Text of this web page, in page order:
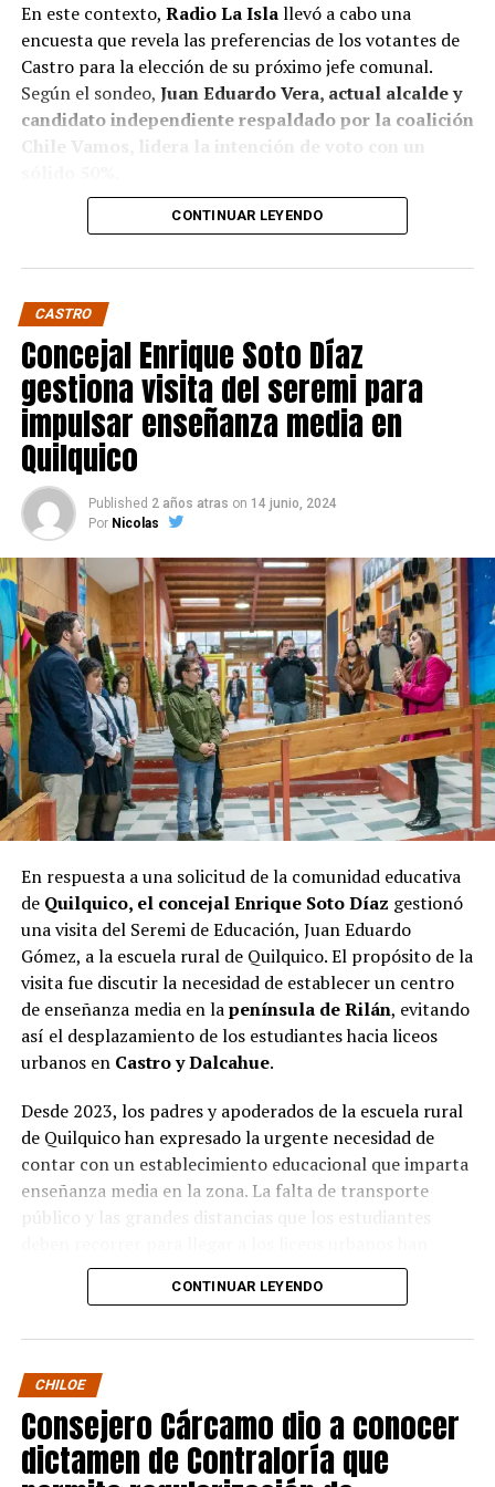
En este contexto, Radio La Islallevó a cabo una
encuesta que revela las preferencias de los votantes de
Castro para la elección de su próximo jefe comunal.
Según el sondeo, Juan Eduardo Vera, actual alcalde y
candidato independiente respaldado por la coalición
Chile Vamos, lidera la intención de voto con un
Baltazar Elgueta, candidato del Partido Socialista
segundo lugar con un 41% de apoyo, mientras que
Jaime Guerrero, candidato independiente por el
Partido socialcristiano, se sitúa en un distante 9%.
Estos resultados confirman, de algún modo, pese a que
no sean concluyentes, la fuerte presencia de Vera en la
política local, donde ha ejercido un liderazgo
significativo, respaldando su figura en otras de
potencial mayor envergadura como lo sería la eventual
candidata a la presidencia, Evelyn Matthei
al frente del municipio parece haberle asegurado un
respaldo considerable entre los votantes, lo que se
refleja en la encuesta.
Las elecciones de octubre serán decisivas para Castro, y
los próximos días serán cruciales para todos los
candidatos en la recta final hacia las urnas.
CONTINUAR LEYENDO
CASTRO
Concejal Enrique Soto Díaz
gestiona visita del seremi para
impulsar enseñanza media en
Quilquico
Published 2 años atras on 14 junio, 2024
Por Nicolas
En respuesta a una solicitud de la comunidad educativa
de Quilquico, el concejal Enrique Soto Díaz gestionó
una visita del Seremi de Educación, Juan Eduardo
Gómez, a la escuela rural de Quilquico. El propósito de la
visita fue discutir la necesidad de establecer un centro
de enseñanza media en lapenínsula de Rilán, evitando
así el desplazamiento de los estudiantes hacia liceos
urbanos en Castro y Dalcahue.
Desde 2023, los padres y apoderados de la escuela rural
de Quilquico han expresado la urgente necesidad de
contar con un establecimiento educacional que imparta
enseñanza media en la zona. La falta de transporte
público y las grandes distancias que los estudiantes
generado preocupaciones sobre el desapego familiar y el
aumento de la deserción escolar.
Durante la visita, el Seremi de Educación pudo conocer
de primera mano el proyecto educativo de la escuela, el
cual tiene una fuerte orientación cultural, ambiental e
indígena. Los padres y apoderados presentaron sus
argumentos sobre la necesidad de avanzar en la
creación de un centro de enseñanza media en la
CONTINUAR LEYENDO
CHILOE
Consejero Cárcamo dio a conocer
dictamen de Contraloría que